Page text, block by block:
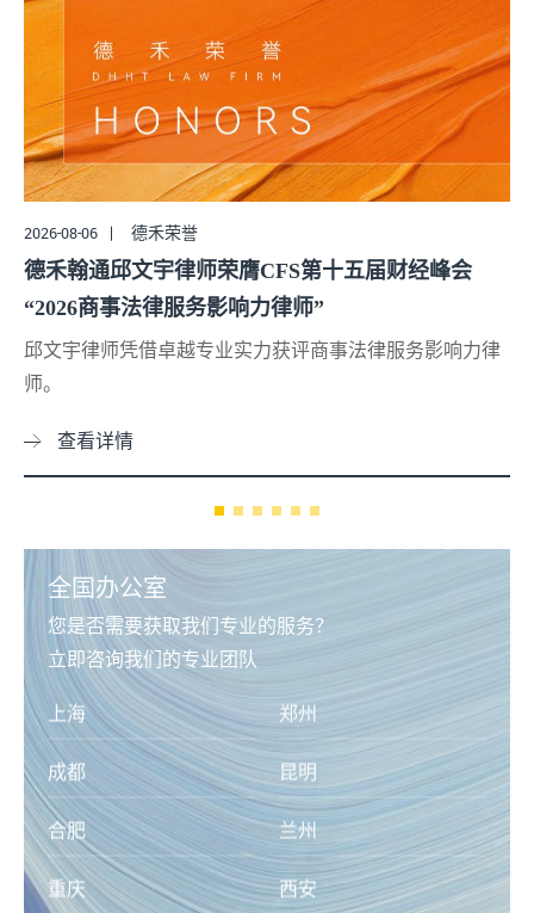
2026-08-05 德禾动态
合肥市司法局领导一行调研德禾翰通律师事务所
各方围绕区域协同、专业建设与区域法律服务发展深入交
流。
查看详情
全国办公室
您是否需要获取我们专业的服务？
立即咨询我们的专业团队
泰州 常州
芜湖